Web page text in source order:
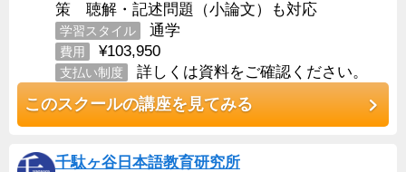
策 聴解・記述問題（小論文）も対応
学習スタイル 通学
費用 ¥103,950
支払い制度 詳しくは資料をご確認ください。
このスクールの講座を見てみる
千駄ヶ谷日本語教育研究所